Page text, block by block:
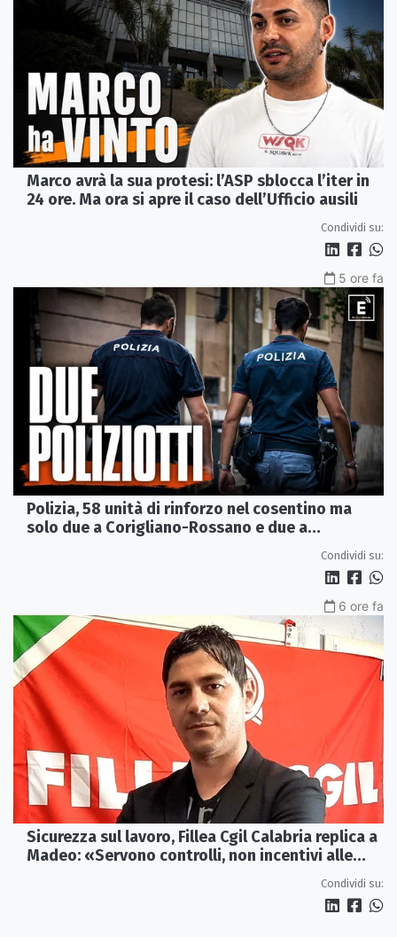
Marco avrà la sua protesi: l’ASP sblocca l’iter in
24 ore. Ma ora si apre il caso dell’Ufficio ausili
Condividi su:
5 ore fa
Polizia, 58 unità di rinforzo nel cosentino ma
solo due a Corigliano-Rossano e due a
Condividi su:
6 ore fa
Sicurezza sul lavoro, Fillea Cgil Calabria replica a
Madeo: «Servono controlli, non incentivi alle
Condividi su: